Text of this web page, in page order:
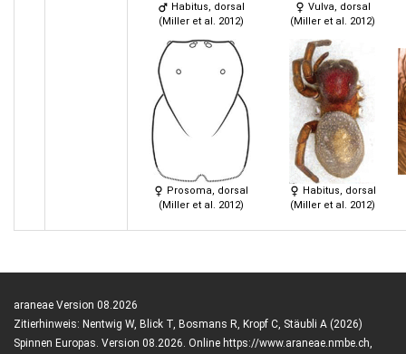
Habitus, dorsal
(Miller et al. 2012)
Vulva, dorsal
(Miller et al. 2012)
Prosoma, dorsal
(Miller et al. 2012)
Habitus, dorsal
(Miller et al. 2012)
araneae Version 08.2026
Zitierhinweis: Nentwig W, Blick T, Bosmans R, Kropf C, Stäubli A (2026)
Spinnen Europas. Version 08.2026. Online https://www.araneae.nmbe.ch,